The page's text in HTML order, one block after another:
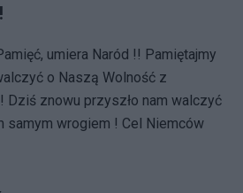
umiera Naród !! Pamiętajmy
o Naszą Wolność z
Dziś znowu przyszło nam walczyć
samym wrogiem ! Cel Niemców